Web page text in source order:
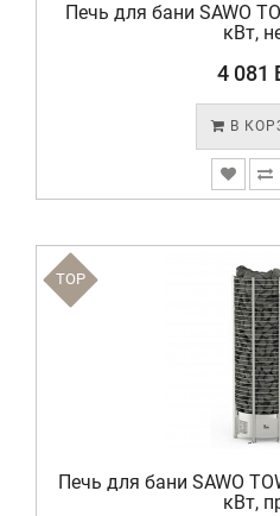
Печь для бани SAWO
кВт,
4 081
В
TOP
Печь для бани SAWO
кВт,